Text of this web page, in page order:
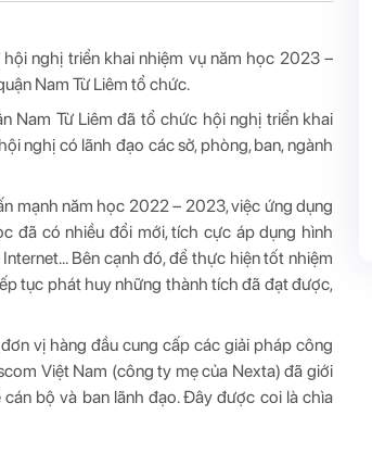
nghị triển khai nhiệm vụ năm học 2023 –
Nam Từ Liêm tổ chức.
Nam Từ Liêm đã tổ chức hội nghị triển khai
nghị có lãnh đạo các sở, phòng, ban, ngành
mạnh năm học 2022 – 2023, việc ứng dụng
đã có nhiều đổi mới, tích cực áp dụng hình
Bên cạnh đó, để thực hiện tốt nhiệm
tục phát huy những thành tích đã đạt được,
vị hàng đầu cung cấp các giải pháp công
Việt Nam (công ty mẹ của Nexta) đã giới
bộ và ban lãnh đạo. Đây được coi là chìa